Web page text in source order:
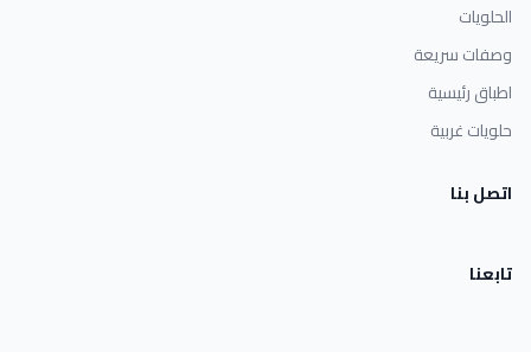
الحلويات
وصفات سريعة
اطباق رئيسية
حلويات غربية
اتصل بنا
تابعنا